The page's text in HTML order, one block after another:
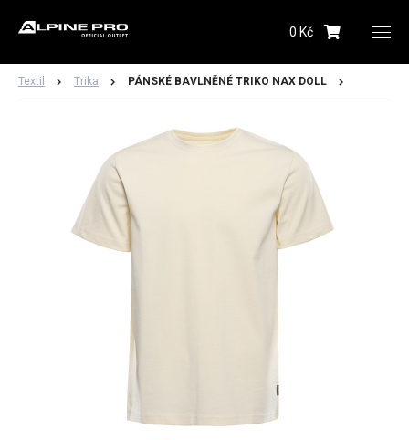
0 Kč
Textil Trika PÁNSKÉ BAVLNĚNÉ TRIKO NAX DOLL
Upozornění budeme zasílat na Vámi registrovanou
Hlídacího psa můžete kdykoliv zrušit ve svémprofilu